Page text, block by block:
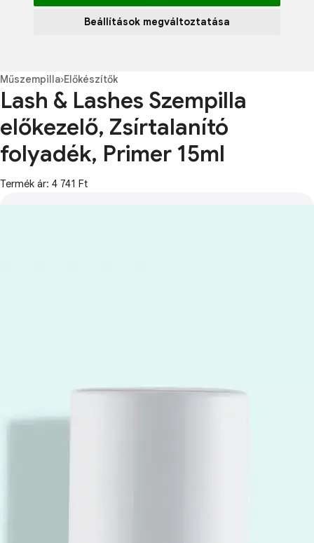
Beállítások megváltoztatása
Műszempilla›Előkészítők
Lash & Lashes Szempilla
előkezelő, Zsírtalanító
folyadék, Primer 15ml
Termék ár: 4 741 Ft